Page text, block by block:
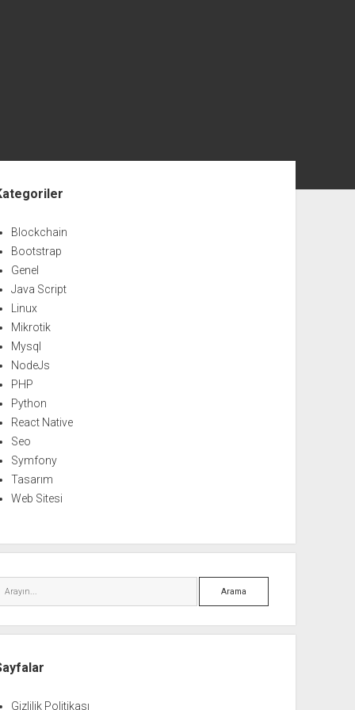
Blockchain
Bootstrap
Genel
Java Script
Linux
Mikrotik
Mysql
NodeJs
PHP
Python
React Native
Seo
Symfony
Tasarım
Web Sitesi
Arama
Gizlilik Politikası